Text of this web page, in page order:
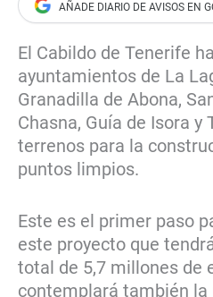
El Cabildo de Tenerife
ayuntamientos de La
Granadilla de Abona,
Chasna, Guía de Isora y
terrenos para la
puntos limpios.
Este es el primer paso
este proyecto que
total de 5,7 millones de
contemplará también la